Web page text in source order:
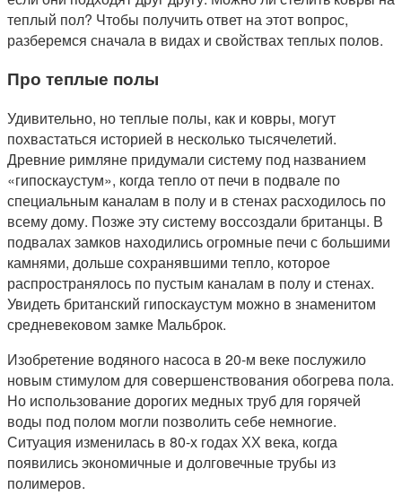
теплый пол? Чтобы получить ответ на этот вопрос,
разберемся сначала в видах и свойствах теплых полов.
Про теплые полы
Удивительно, но теплые полы, как и ковры, могут
похвастаться историей в несколько тысячелетий.
Древние римляне придумали систему под названием
«гипоскаустум», когда тепло от печи в подвале по
специальным каналам в полу и в стенах расходилось по
всему дому. Позже эту систему воссоздали британцы. В
подвалах замков находились огромные печи с большими
камнями, дольше сохранявшими тепло, которое
распространялось по пустым каналам в полу и стенах.
Увидеть британский гипоскаустум можно в знаменитом
средневековом замке Мальброк.
Изобретение водяного насоса в 20-м веке послужило
новым стимулом для совершенствования обогрева пола.
Но использование дорогих медных труб для горячей
воды под полом могли позволить себе немногие.
Ситуация изменилась в 80-х годах ХХ века, когда
появились экономичные и долговечные трубы из
полимеров.